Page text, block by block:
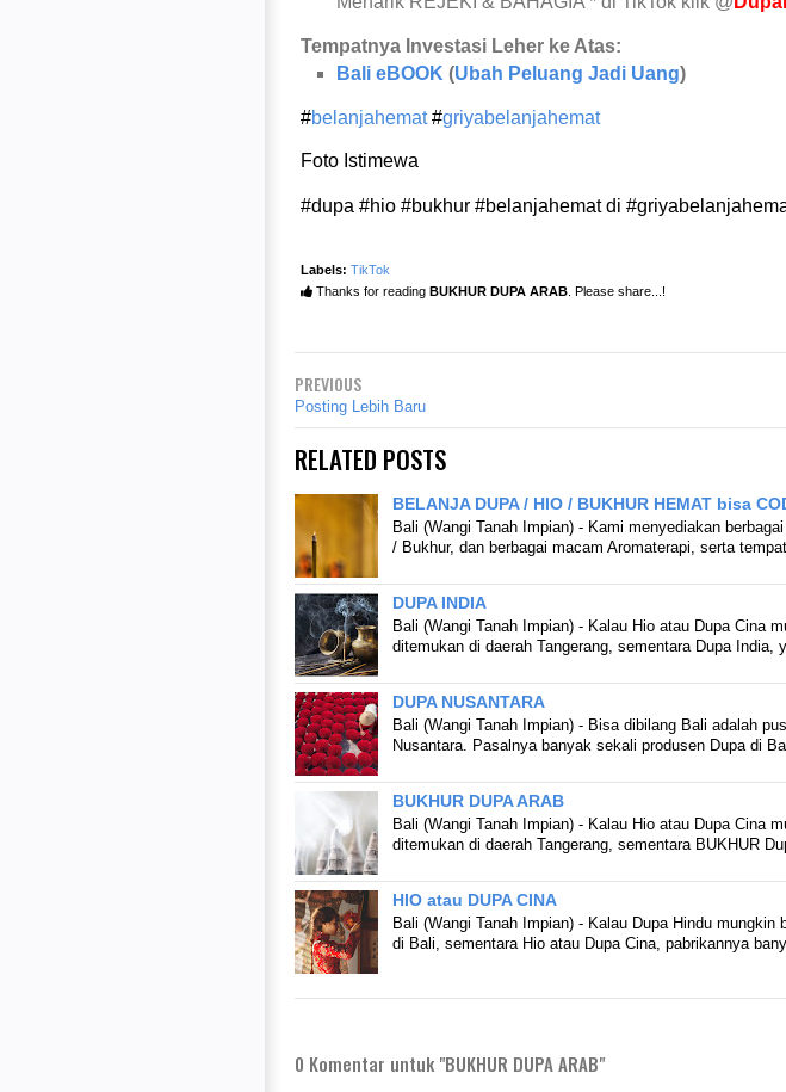
Tempatnya Investasi Leher ke Atas:
Bali eBOOK (Ubah Peluang Jadi Uang)
#belanjahemat#griyabelanjahemat
Foto Istimewa
#dupa #hio #bukhur #belanjahemat di
Labels: TikTok
Thanks for reading BUKHUR DUPA ARAB . Please share...!
PREVIOUS
Posting Lebih Baru
RELATED POSTS
BELANJA DUPA / HIO / BUKHUR HEMAT bisa
Bali (Wangi Tanah Impian) - Kami menyediakan
/ Bukhur, dan berbagai macam Aromaterapi, serta
DUPA INDIA
Bali (Wangi Tanah Impian) - Kalau Hio atau Dupa Cina
ditemukan di daerah Tangerang, sementara Dupa India,
DUPA NUSANTARA
Bali (Wangi Tanah Impian) - Bisa dibilang Bali adalah
Nusantara. Pasalnya banyak sekali produsen Dupa di
BUKHUR DUPA ARAB
Bali (Wangi Tanah Impian) - Kalau Hio atau Dupa Cina
ditemukan di daerah Tangerang, sementara BUKHUR
HIO atau DUPA CINA
Bali (Wangi Tanah Impian) - Kalau Dupa Hindu mungkin
di Bali, sementara Hio atau Dupa Cina, pabrikannya
0 Komentar untuk "BUKHUR DUPA ARAB"